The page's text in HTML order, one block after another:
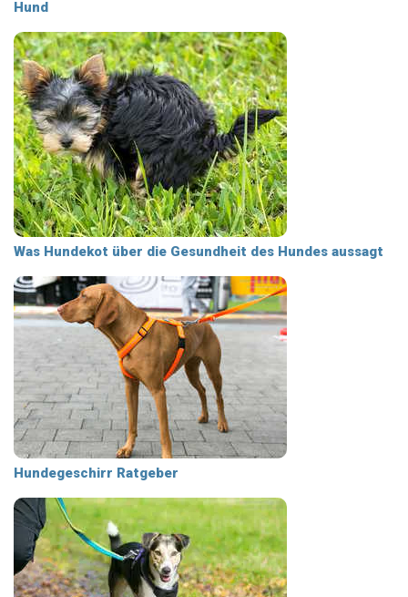
Hund
Was Hundekot über die Gesundheit des Hundes aussagt
Hundegeschirr Ratgeber